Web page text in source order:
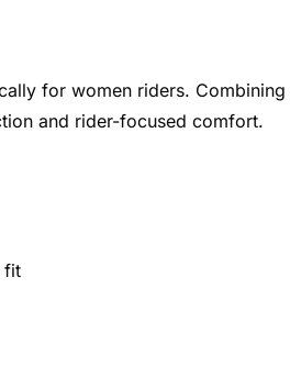
for women riders. Combining
and rider-focused comfort.
fit